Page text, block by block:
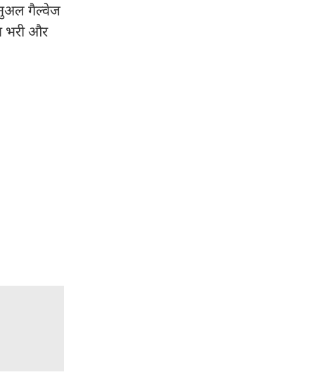
गैल्वेज
भरी और